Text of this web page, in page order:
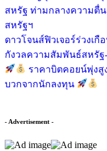
สหรัฐ ท่ามกลางความตื่
สหรัฐฯ
ดาวโจนส์ฟิวเจอร์ร่วงเ
กังวลความสัมพันธ์สหรัฐ
ราคาบิตคอยน์พุ่งสู
บวกจากนักลงทุน
- Advertisement -